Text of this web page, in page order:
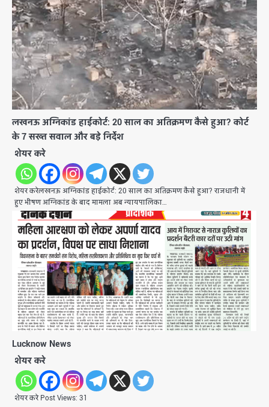
लखनऊ अग्निकांड हाईकोर्ट: 20 साल का अतिक्रमण कैसे हुआ? कोर्ट
के 7 सख्त सवाल और बड़े निर्देश
शेयर करे
शेयर करेलखनऊ अग्निकांड हाईकोर्ट: 20 साल का अतिक्रमण कैसे हुआ? राजधानी में
हुए भीषण अग्निकांड के बाद मामला अब न्यायपालिका…
Lucknow News
शेयर करे
शेयर करे Post Views: 31